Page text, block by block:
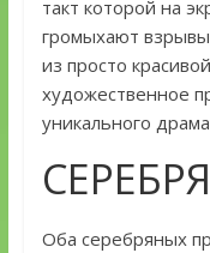
такт которой на
громыхают
из просто
художественное
уникального
Оба серебряных